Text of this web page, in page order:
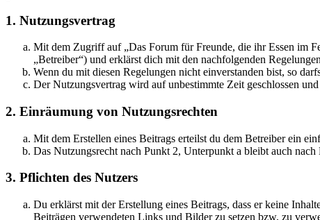
1. Nutzungsvertrag
Mit dem Zugriff auf „Das Forum für Freunde, die ihr Essen im
„Betreiber“) und erklärst dich mit den nachfolgenden
Wenn du mit diesen Regelungen nicht einverstanden bist, so
Der Nutzungsvertrag wird auf unbestimmte Zeit geschlossen
2. Einräumung von Nutzungsrechten
Mit dem Erstellen eines Beitrags erteilst du dem Betreiber ein
Das Nutzungsrecht nach Punkt 2, Unterpunkt a bleibt auch
3. Pflichten des Nutzers
Du erklärst mit der Erstellung eines Beitrags, dass er keine
Beiträgen verwendeten Links und Bilder zu setzen bzw. zu